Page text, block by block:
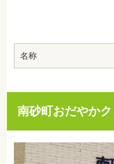
名称
南砂町おだやかク